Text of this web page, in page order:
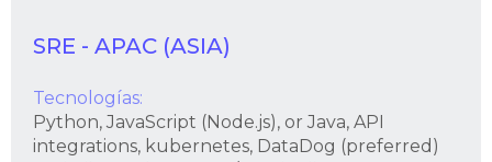
SRE - APAC (ASIA)
Tecnologías:
Python, JavaScript (Node.js), or Java, API
integrations, kubernetes, DataDog (preferred)